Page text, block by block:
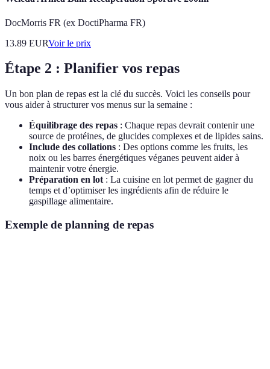
DocMorris FR (ex DoctiPharma FR)
13.89 EURVoir le prix
Étape 2 : Planifier vos repas
Un bon plan de repas est la clé du succès. Voici les conseils pour
vous aider à structurer vos menus sur la semaine :
Équilibrage des repas : Chaque repas devrait contenir une
source de protéines, de glucides complexes et de lipides sains.
Include des collations : Des options comme les fruits, les
noix ou les barres énergétiques véganes peuvent aider à
maintenir votre énergie.
Préparation en lot : La cuisine en lot permet de gagner du
temps et d’optimiser les ingrédients afin de réduire le
gaspillage alimentaire.
Exemple de planning de repas